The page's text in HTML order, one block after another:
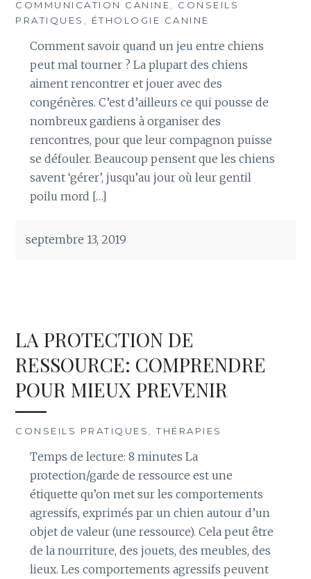
COMMUNICATION CANINE
CONSEILS
PRATIQUES
ÉTHOLOGIE CANINE
Comment savoir quand un jeu entre chiens
peut mal tourner ? La plupart des chiens
aiment rencontrer et jouer avec des
congénères. C’est d’ailleurs ce qui pousse de
nombreux gardiens à organiser des
rencontres, pour que leur compagnon puisse
se défouler. Beaucoup pensent que les chiens
savent ‘gérer’, jusqu’au jour où leur gentil
poilu mord […]
septembre 13, 2019
LA PROTECTION DE
RESSOURCE: COMPRENDRE
POUR MIEUX PREVENIR
CONSEILS PRATIQUES ,THÉRAPIES
Temps de lecture: 8 minutes La
protection/garde de ressource est une
étiquette qu’on met sur les comportements
agressifs, exprimés par un chien autour d’un
objet de valeur (une ressource). Cela peut être
de la nourriture, des jouets, des meubles, des
lieux. Les comportements agressifs peuvent